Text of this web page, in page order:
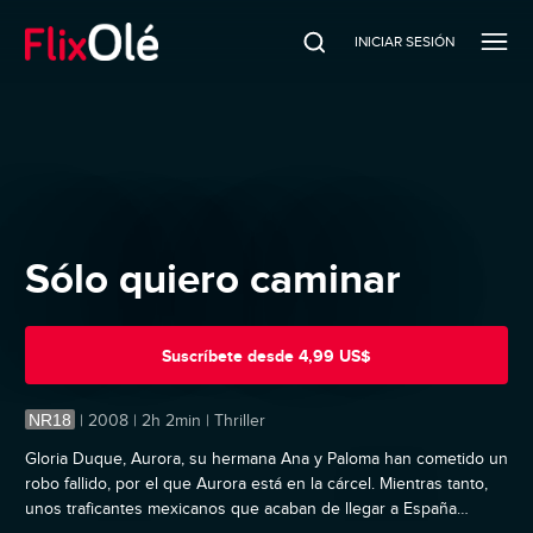
INICIAR SESIÓN
Sólo quiero caminar
Suscríbete desde 4,99 US$
NR18 | 2008 | 2h 2min | Thriller
Gloria Duque, Aurora, su hermana Ana y Paloma han cometido un
robo fallido, por el que Aurora está en la cárcel. Mientras tanto,
unos traficantes mexicanos que acaban de llegar a España